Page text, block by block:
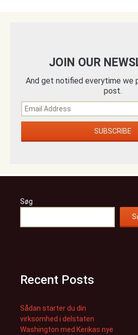
JOIN OUR
And get notified everytime we
post.
Søg
Recent Posts
Sådan starter du din
virksomhed i delstaten
Washington med Kerikas nye